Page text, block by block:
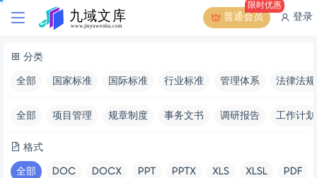
普通会员
限时优惠
登录
分类
全部 国家标准 国际标准 行业标准 管理体系 法律法规
全部 项目管理 规章制度 事务文书 调研报告 工作计划
格式
全部 DOC DOCX PPT PPTX XLS XLSL PDF